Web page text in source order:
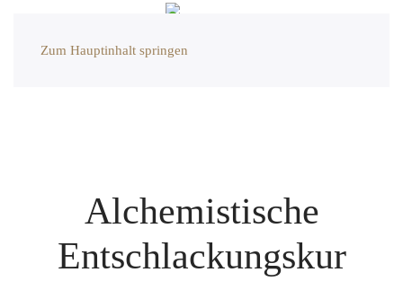
Zum Hauptinhalt springen
Alchemistische
Entschlackungskur